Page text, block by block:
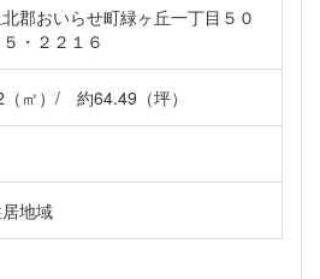
郡おいらせ町緑ヶ丘一丁目５０
・２２１６
㎡）/ 約64.49（坪）
地域